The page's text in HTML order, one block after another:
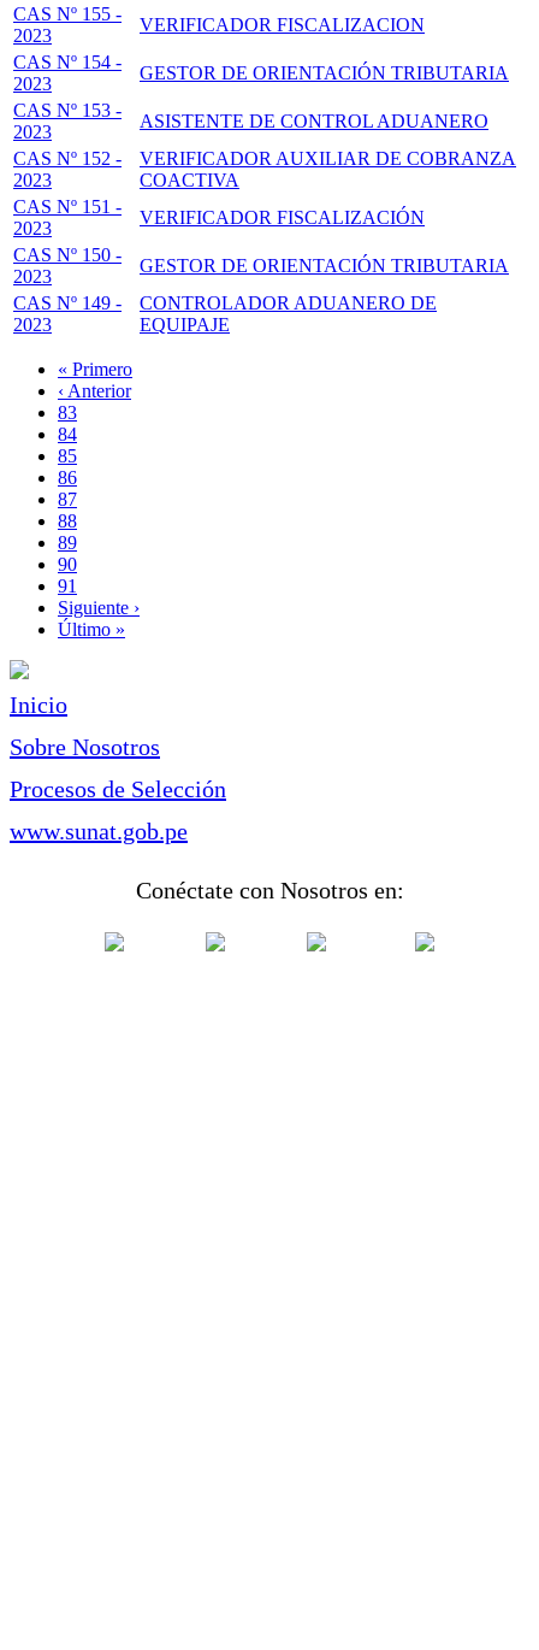
CAS Nº 155 -
2023
VERIFICADOR FISCALIZACION
CAS Nº 154 -
2023
GESTOR DE ORIENTACIÓN TRIBUTARIA
CAS Nº 153 -
2023
ASISTENTE DE CONTROL ADUANERO
CAS Nº 152 -
2023
VERIFICADOR AUXILIAR DE COBRANZA
COACTIVA
CAS Nº 151 -
2023
VERIFICADOR FISCALIZACIÓN
CAS Nº 150 -
2023
GESTOR DE ORIENTACIÓN TRIBUTARIA
CAS Nº 149 -
2023
CONTROLADOR ADUANERO DE
EQUIPAJE
Paginación
Primera
página
« Primero
Página
anterior
‹ Anterior
Page
83
Page
84
Page
85
Page
86
Página
actual
87
Page
88
Page
89
Page
90
Page
91
Siguiente
página
Siguiente ›
Última
Último »
Inicio
Sobre Nosotros
Procesos de Selección
www.sunat.gob.pe
Conéctate con Nosotros en: